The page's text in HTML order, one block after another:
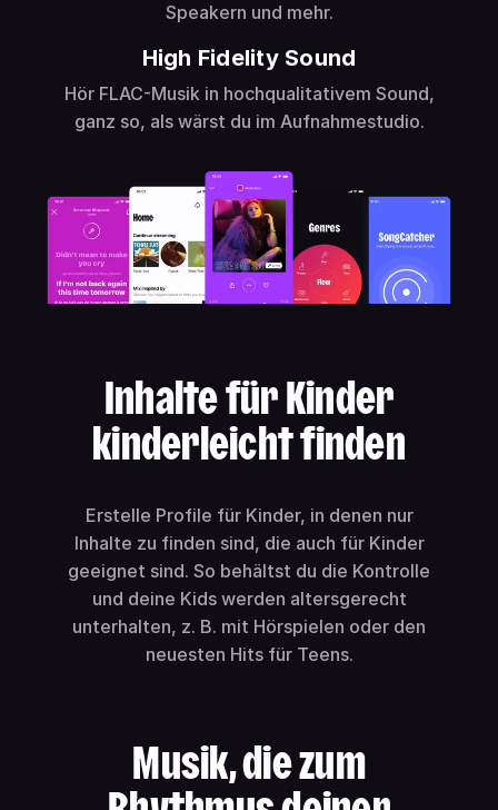
Speakern und mehr.
High Fidelity Sound
Hör FLAC-Musik in hochqualitativem Sound,
ganz so, als wärst du im Aufnahmestudio.
Inhalte für Kinder
kinderleicht finden
Erstelle Profile für Kinder, in denen nur
Inhalte zu finden sind, die auch für Kinder
geeignet sind. So behältst du die Kontrolle
und deine Kids werden altersgerecht
unterhalten, z. B. mit Hörspielen oder den
neuesten Hits für Teens.
Musik, die zum